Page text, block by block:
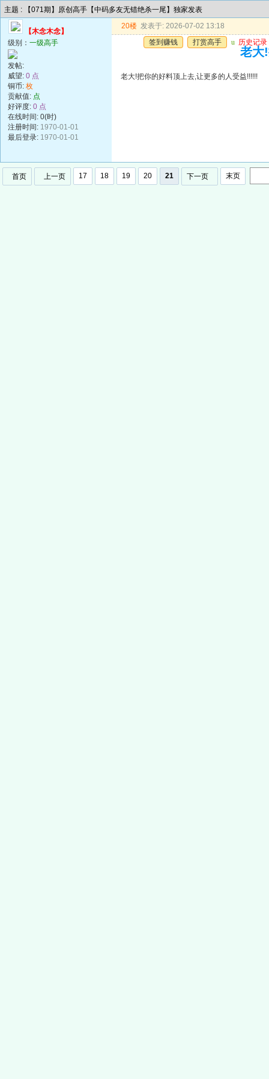
主题 : 【071期】原创高手【中码多友无错绝杀一尾】独家发表
【木念木念】
级别： 一级高手
发帖:
威望: 0 点
铜币: 枚
贡献值: 点
好评度: 0 点
在线时间: 0(时)
注册时间: 1970-01-01
最后登录: 1970-01-01
20楼 发表于: 2026-07-02 13:18
签到赚钱
打赏高手 u 历史记录
老大
老大!把你的好料顶上去,让更多的人受益!!!!!!
首页 上一页 17 18 19 20 21 下一页 末页